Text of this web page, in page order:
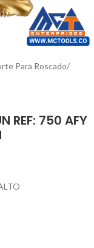
Para Roscado
REF: 750 AFY